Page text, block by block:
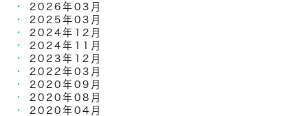
2026年03月
2025年03月
2024年12月
2024年11月
2023年12月
2022年03月
2020年09月
2020年08月
2020年04月